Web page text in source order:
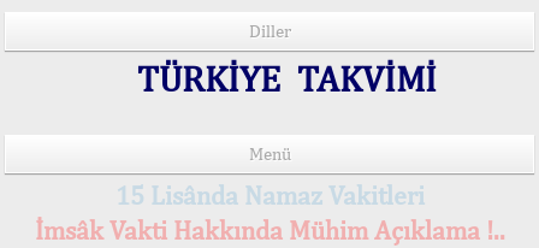
Diller
TÜRKİYE TAKVİMİ
Menü
15 Lisânda Namaz Vakitleri
İmsâk Vakti Hakkında Mühim Açıklama !..